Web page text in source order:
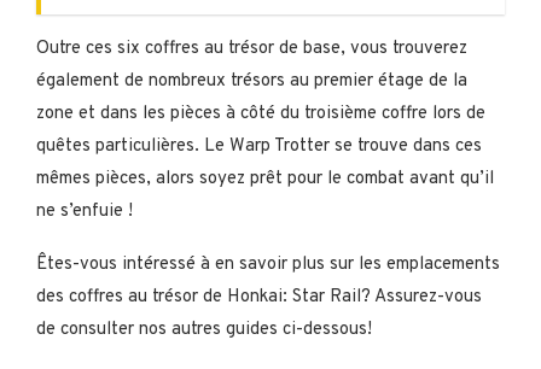
Outre ces six coffres au trésor de base, vous trouverez
également de nombreux trésors au premier étage de la
zone et dans les pièces à côté du troisième coffre lors de
quêtes particulières. Le Warp Trotter se trouve dans ces
mêmes pièces, alors soyez prêt pour le combat avant qu’il
ne s’enfuie !
Êtes-vous intéressé à en savoir plus sur les emplacements
des coffres au trésor de Honkai: Star Rail? Assurez-vous
de consulter nos autres guides ci-dessous!